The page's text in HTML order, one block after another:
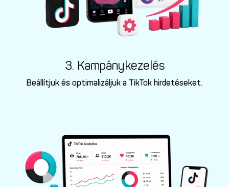
3. Kampánykezelés
Beállítjuk és optimalizáljuk a TikTok hirdetéseket.